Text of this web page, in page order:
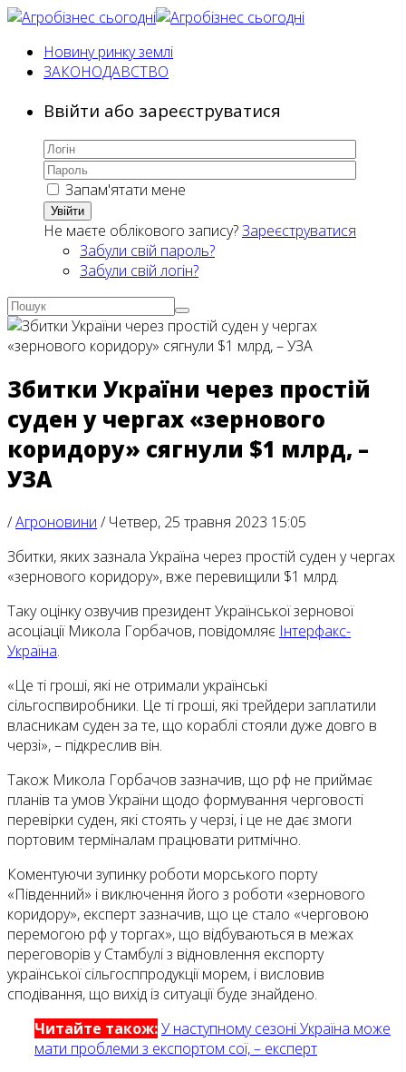
Новину ринку землі
ЗАКОНОДАВСТВО
Ввійти або зареєструватися
Запам'ятати мене
Увійти
Не маєте облікового запису?Зареєструватися
Забули свій пароль?
Забули свій логін?
Збитки України через простій
суден у чергах «зернового
коридору» сягнули $1 млрд, –
УЗА
/Агроновини /Четвер, 25 травня 2023 15:05
Збитки, яких зазнала Україна через простій суден у чергах
«зернового коридору», вже перевищили $1 млрд.
Таку оцінку озвучив президент Української зернової
асоціації Микола Горбачов, повідомляє Інтерфакс-
Україна.
«Це ті гроші, які не отримали українські
сільгоспвиробники. Це ті гроші, які трейдери заплатили
власникам суден за те, що кораблі стояли дуже довго в
черзі», – підкреслив він.
Також Микола Горбачов зазначив, що рф не приймає
планів та умов України щодо формування черговості
перевірки суден, які стоять у черзі, і це не дає змоги
портовим терміналам працювати ритмічно.
Коментуючи зупинку роботи морського порту
«Південний» і виключення його з роботи «зернового
коридору», експерт зазначив, що це стало «черговою
перемогою рф у торгах», що відбуваються в межах
переговорів у Стамбулі з відновлення експорту
української сільгосппродукції морем, і висловив
сподівання, що вихід із ситуації буде знайдено.
Читайте також:У наступному сезоні Україна може
мати проблеми з експортом сої, – експерт